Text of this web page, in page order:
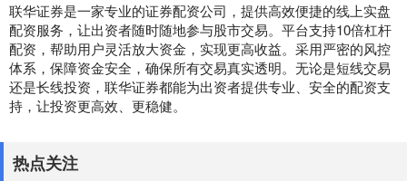
联华证券是一家专业的证券配资公司，提供高效便捷的线上实盘
配资服务，让出资者随时随地参与股市交易。平台支持10倍杠杆
配资，帮助用户灵活放大资金，实现更高收益。采用严密的风控
体系，保障资金安全，确保所有交易真实透明。无论是短线交易
还是长线投资，联华证券都能为出资者提供专业、安全的配资支
持，让投资更高效、更稳健。
热点关注